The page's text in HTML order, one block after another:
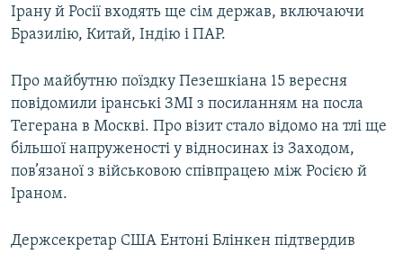
КТАТ
Усі сайти RFE/RL
Ірану й Росії входять ще сім держав, включаючи
Бразилію, Китай, Індію і ПАР.
Про майбутню поїздку Пезешкіана 15 вересня
повідомили іранські ЗМІ з посиланням на посла
Тегерана в Москві. Про візит стало відомо на тлі ще
більшої напруженості у відносинах із Заходом,
пов’язаної з військовою співпрацею між Росією й
Іраном.
Держсекретар США Ентоні Блінкен підтвердив